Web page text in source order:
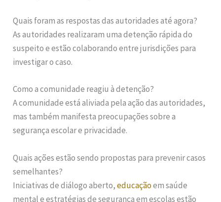
Quais foram as respostas das autoridades até agora?
As autoridades realizaram uma detenção rápida do
suspeito e estão colaborando entre jurisdições para
investigar o caso.
Como a comunidade reagiu à detenção?
A comunidade está aliviada pela ação das autoridades,
mas também manifesta preocupações sobre a
segurança escolar e privacidade.
Quais ações estão sendo propostas para prevenir casos
semelhantes?
Iniciativas de diálogo aberto,educaçãoem saúde
mental e estratégias de segurança em escolas estão